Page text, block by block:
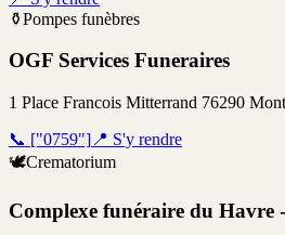
⚱️Pompes funèbres
OGF Services Funeraires
1 Place Francois Mitterrand 76290
📞 ["0759"] 📍 S'y rendre
🕊️Crematorium
Complexe funéraire du Havre